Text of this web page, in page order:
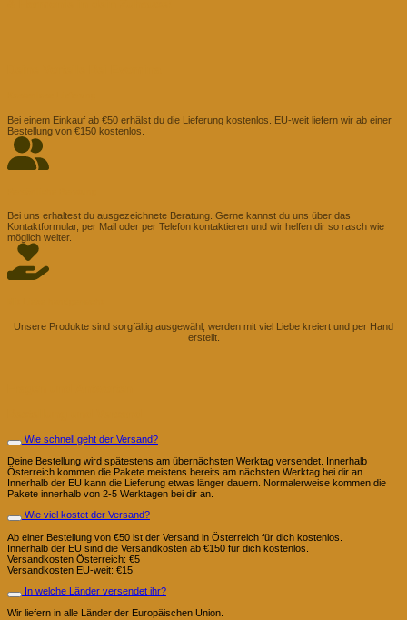
Bei einem Einkauf ab €50 erhälst du die Lieferung kostenlos. EU-weit liefern wir ab einer
Bestellung von €150 kostenlos.
Bei uns erhaltest du ausgezeichnete Beratung. Gerne kannst du uns über das
Kontaktformular, per Mail oder per Telefon kontaktieren und wir helfen dir so rasch wie
möglich weiter.
Unsere Produkte sind sorgfältig ausgewähl, werden mit viel Liebe kreiert und per Hand
erstellt.
Wie schnell geht der Versand?
Deine Bestellung wird spätestens am übernächsten Werktag versendet. Innerhalb
Österreich kommen die Pakete meistens bereits am nächsten Werktag bei dir an.
Innerhalb der EU kann die Lieferung etwas länger dauern. Normalerweise kommen die
Pakete innerhalb von 2-5 Werktagen bei dir an.
Wie viel kostet der Versand?
Ab einer Bestellung von €50 ist der Versand in Österreich für dich kostenlos.
Innerhalb der EU sind die Versandkosten ab €150 für dich kostenlos.
Versandkosten Österreich: €5
Versandkosten EU-weit: €15
In welche Länder versendet ihr?
Wir liefern in alle Länder der Europäischen Union.